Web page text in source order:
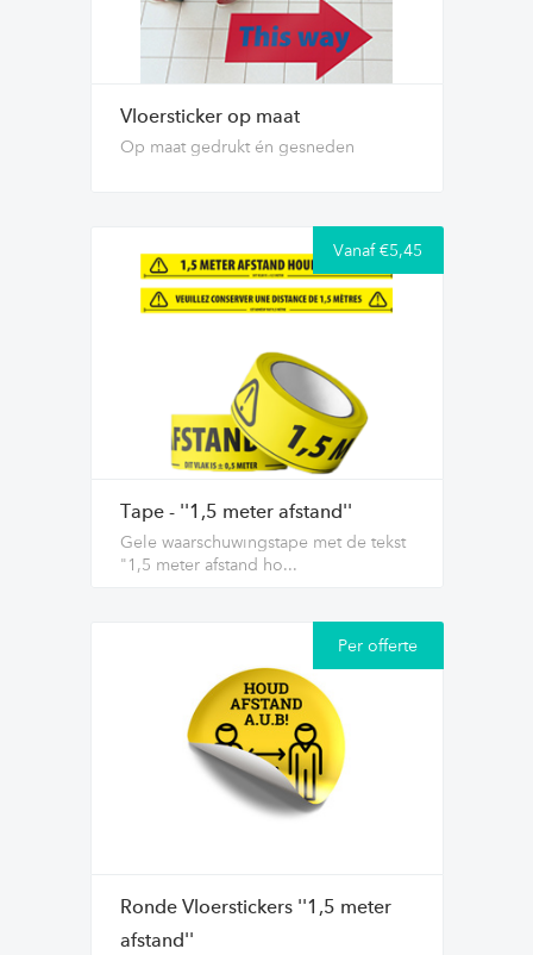
Vloersticker op maat
Op maat gedrukt én gesneden
Vanaf €5,45
Tape - ''1,5 meter afstand''
Gele waarschuwingstape met de tekst
"1,5 meter afstand ho...
Per offerte
Ronde Vloerstickers ''1,5 meter
afstand''